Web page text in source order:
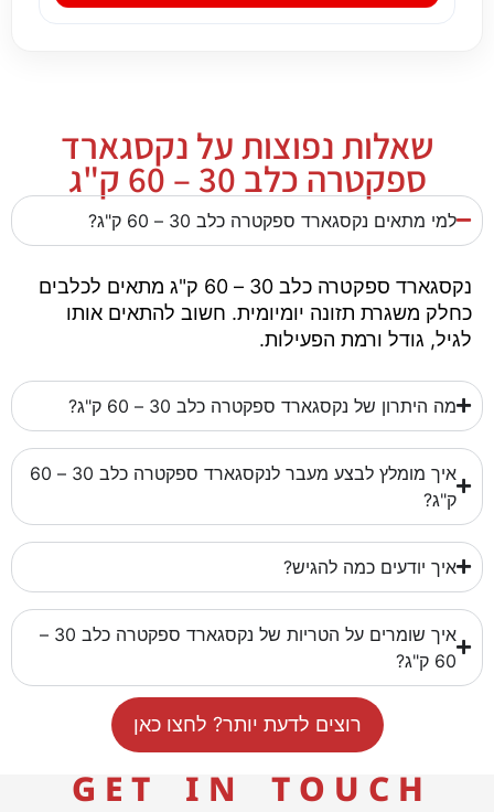
שאלות נפוצות על נקסגארד
ספקטרה כלב 30 – 60 ק"ג
למי מתאים נקסגארד ספקטרה כלב 30 – 60 ק"ג?
נקסגארד ספקטרה כלב 30 – 60 ק"ג מתאים לכלבים
כחלק משגרת תזונה יומיומית. חשוב להתאים אותו
לגיל, גודל ורמת הפעילות.
מה היתרון של נקסגארד ספקטרה כלב 30 – 60 ק"ג?
איך מומלץ לבצע מעבר לנקסגארד ספקטרה כלב 30 – 60
ק"ג?
איך יודעים כמה להגיש?
איך שומרים על הטריות של נקסגארד ספקטרה כלב 30 –
60 ק"ג?
רוצים לדעת יותר? לחצו כאן
G E T I N T O U C H